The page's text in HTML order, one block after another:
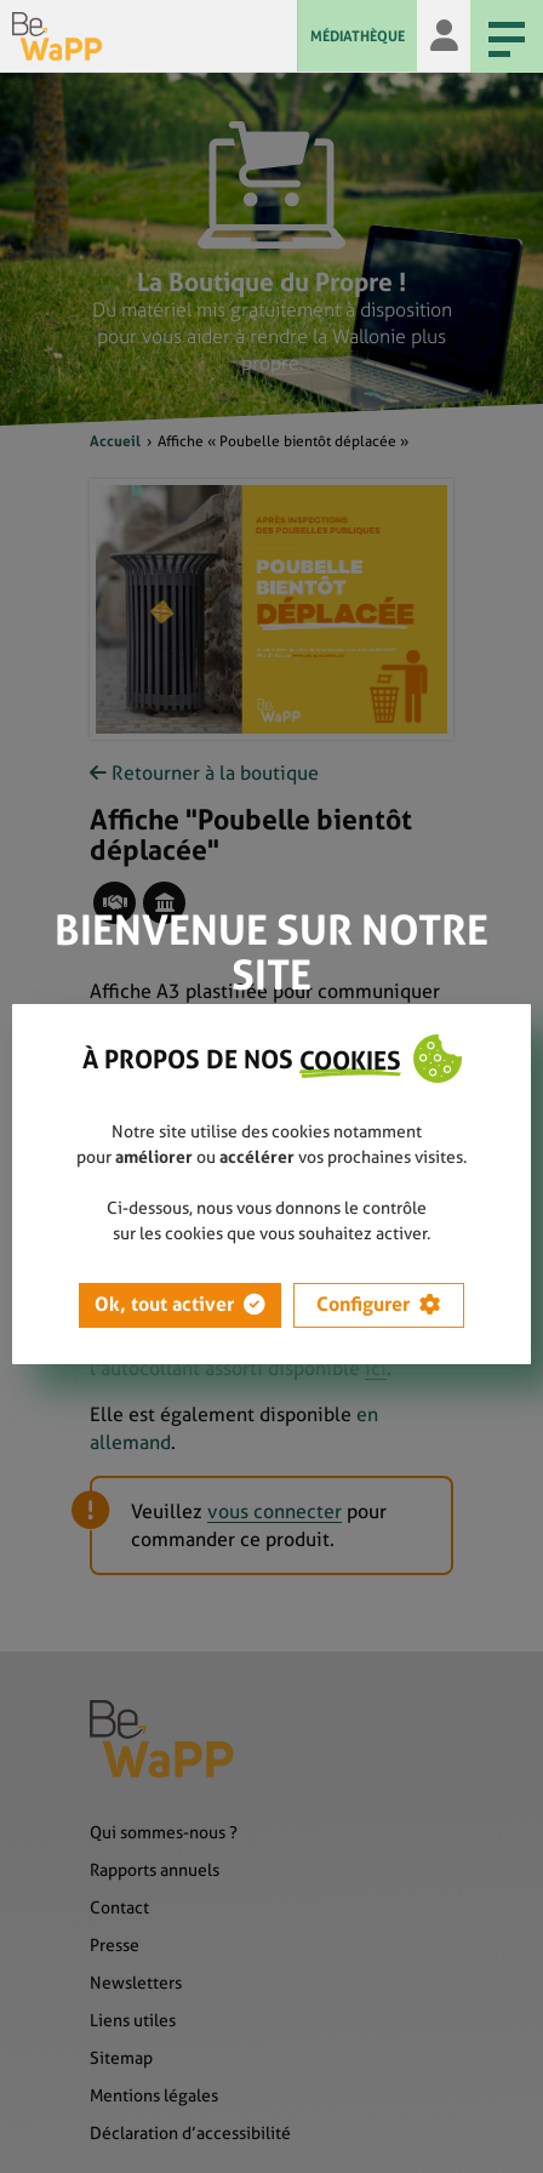
MÉDIATHÈQUE
La Boutique du Propre !
Du matériel mis gratuitement à disposition
pour vous aider à rendre la Wallonie plus
propre.
Accueil Affiche « Poubelle bientôt déplacée »
Retourner à la boutique
Affiche "Poubelle bientôt
déplacée"
Affiche A3 plastifiée pour communiquer
déplacées.
panier) et en téléchargement.
POUR MA COMMUNE
l'autocollant assorti disponibleici.
Elle est également disponible en
allemand.
Veuillez vous connecterpour
commander ce produit.
Qui sommes-nous ?
Rapports annuels
Contact
Presse
Newsletters
Liens utiles
Sitemap
Mentions légales
Déclaration d’accessibilité
BIENVENUE SUR NOTRE
SITE
À PROPOS DE NOS COOKIES
Notre site utilise des cookies notamment
pouraméliorerou accélérervos prochaines visites.
Ci-dessous, nous vous donnons le contrôle
sur les cookies que vous souhaitez activer.
Ok, tout activer Configurer